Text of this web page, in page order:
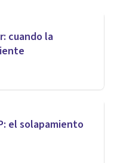
cuando la
el solapamiento